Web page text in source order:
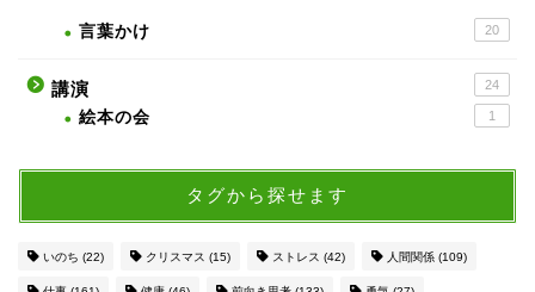
言葉かけ 20
講演 24
絵本の会 1
タグから探せます
いのち (22) クリスマス (15) ストレス (42) 人間関係 (109)